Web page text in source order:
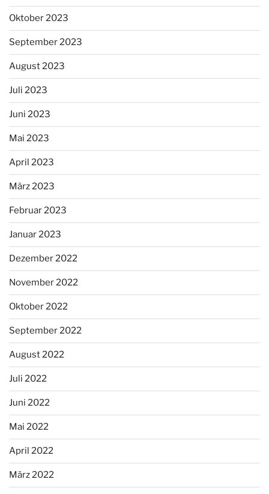
Oktober 2023
September 2023
August 2023
Juli 2023
Juni 2023
Mai 2023
April 2023
März 2023
Februar 2023
Januar 2023
Dezember 2022
November 2022
Oktober 2022
September 2022
August 2022
Juli 2022
Juni 2022
Mai 2022
April 2022
März 2022